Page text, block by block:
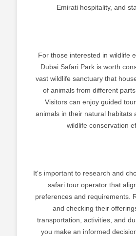
Emirati hospitality, and
For those interested in wildlife
Dubai Safari Park is worth
vast wildlife sanctuary that
of animals from different parts
Visitors can enjoy guided
animals in their natural habitats
wildlife conservation
It's important to research and
safari tour operator that
preferences and requirements.
and checking their
transportation, activities, and
you make an informed